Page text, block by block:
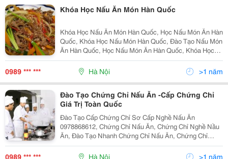
Khóa Học Nấu Ăn Món Hàn Quốc
Khóa Học Nấu Ăn Món Hàn Quốc, Học Nấu Món Ăn Hàn
Quốc, Khóa Học Nấu Món Hàn Quốc, Đào Tạo Nấu Món
Ăn Hàn Quốc, Học Nấu Món Ăn Hàn Quốc, Khóa Học
Nấu Món Hàn Quốc, Dạy Nấu Món Ăn Hàn Quốc , Nấu
Ăn Hàn Quốc , Học Nấu Ăn Hàn Quốc , Day Nau Mon
An Han Qu
0989 *** *** Hà Nội >1 năm
Đào Tạo Chứng Chỉ Nấu Ăn -Cấp Chứng Chỉ
Giá Trị Toàn Quốc
Đào Tạo Cấp Chứng Chỉ Sơ Cấp Nghề Nấu Ăn
0978868612, Chứng Chỉ Nấu Ăn, Chứng Chỉ Nghề Nầu
Ăn, Đào Tạo Nhanh Chứng Chỉ Nấu Ăn, Chứng Chỉ
Nghề Nấu Ăn, Thi Cấp Chứng Chỉ Nấu Ăn, Đào Tạo Nấu
Ăn Cấp Tốc, Khóa Học Nghề Nấu Ăn, Dạy Nấu Ăn Cấp
0989 *** *** Hà Nội >1 năm